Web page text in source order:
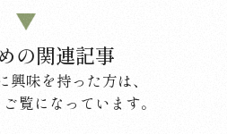
の関連記事
興味を持った方は、
覧になっています。